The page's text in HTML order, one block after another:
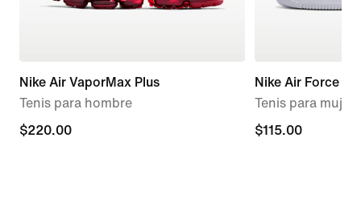
Nike Air VaporMax Plus
Tenis para hombre
$220.00
$220.00
Nike Air Force 1
Tenis para mujer
$115.00
$115.00